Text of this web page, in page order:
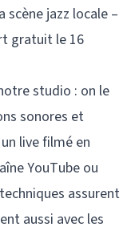
jazz locale –
gratuit le 16
studio : on le
sonores et
live filmé en
YouTube ou
assurent
aussi avec les